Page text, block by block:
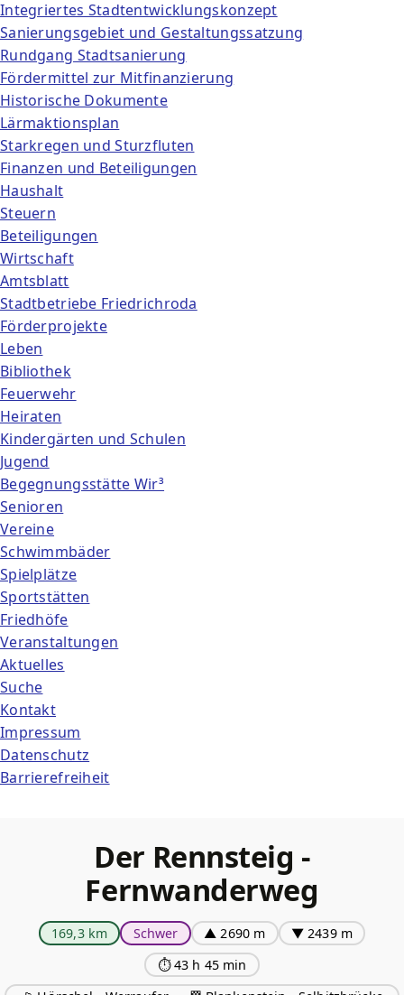
Integriertes Stadtentwicklungskonzept
Sanierungsgebiet und Gestaltungssatzung
Rundgang Stadtsanierung
Fördermittel zur Mitfinanzierung
Historische Dokumente
Lärmaktionsplan
Starkregen und Sturzfluten
Finanzen und Beteiligungen
Haushalt
Steuern
Beteiligungen
Wirtschaft
Amtsblatt
Stadtbetriebe Friedrichroda
Förderprojekte
Leben
Bibliothek
Feuerwehr
Heiraten
Kindergärten und Schulen
Jugend
Begegnungsstätte Wir³
Senioren
Vereine
Schwimmbäder
Spielplätze
Sportstätten
Friedhöfe
Veranstaltungen
Aktuelles
Suche
Kontakt
Impressum
Datenschutz
Barrierefreiheit
Der Rennsteig -
Fernwanderweg
169,3 km Schwer ▲ 2690 m
▼ 2439 m
⏱ 43 h 45 min